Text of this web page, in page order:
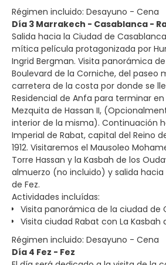
Régimen incluido: Desayuno - Cena
Día 3 Marrakech - Casablanca -
Salida hacia la Ciudad de
mítica película protagonizada por
Ingrid Bergman. Visita panorámica
Boulevard de la Corniche, del paseo
carretera de la costa por donde se
Residencial de Anfa para terminar
Mezquita de Hassan II,
interior de la misma). Continuación
Imperial de Rabat, capital del Reino
1912. Visitaremos el Mausoleo
Torre Hassan y la Kasbah de los
almuerzo (no incluido) y salida
de Fez.
Actividades incluídas:
Visita panorámica de la ciudad de
Visita ciudad Rabat con La Kasbah
Régimen incluido: Desayuno - Cena
Día 4 Fez - Fez